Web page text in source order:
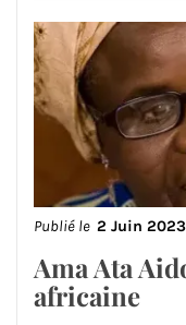
Publié le 2 Juin 2023
Ama Ata
africaine